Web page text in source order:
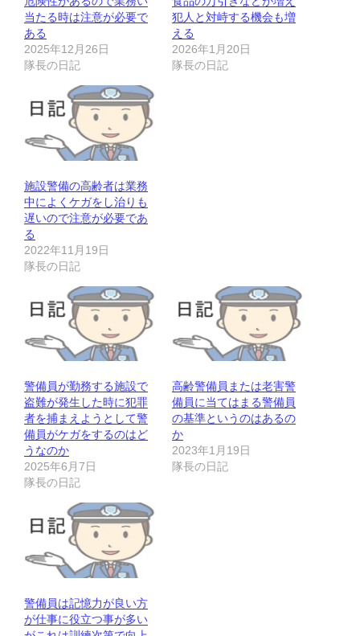
当たる時は注意が必要で
ある
2025年12月26日
隊長の日記
犯人と対峙する機会も増
える
2026年1月20日
隊長の日記
施設警備の高齢者は業務
中によくケガをし治りも
遅いので注意が必要であ
る
2022年11月19日
隊長の日記
警備員が勤務する施設で
盗難が発生した時に犯罪
者を捕まえようとして警
備員がケガをするのはど
うなのか
2025年6月7日
隊長の日記
高齢警備員または老害警
備員に当てはまる警備員
の基準というのはあるの
か
2023年1月19日
隊長の日記
警備員は記憶力が良い方
が仕事に役立つ事が多い